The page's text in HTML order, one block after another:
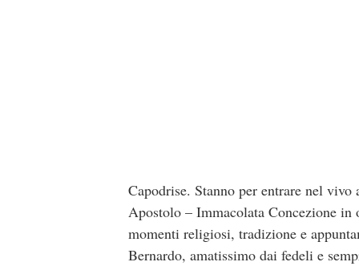
Capodrise. Stanno per entrare nel
Apostolo – Immacolata Concezione
momenti religiosi, tradizione e
Bernardo, amatissimo dai fedeli e